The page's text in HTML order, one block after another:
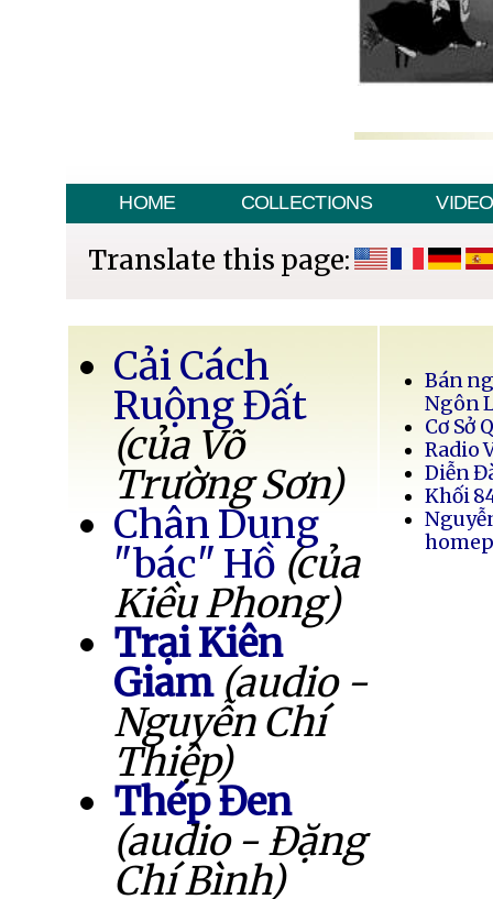
HOME COLLECTIONS VIDEO
Translate this page:
Cải Cách
Ruộng Đất
(của Võ
Trường Sơn)
Chân Dung
"bác" Hồ (của
Kiều Phong)
Trại Kiên
Giam (audio -
Nguyễn Chí
Thiệp)
Thép Đen
(audio - Đặng
Chí Bình)
Bán
Ngôn
Cơ Sở
Radio
Diễn
Khối